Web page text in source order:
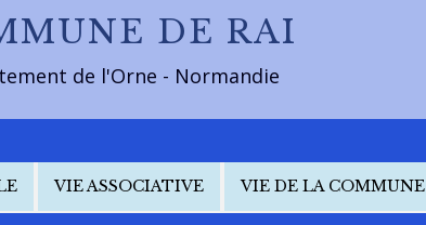
DE RAI
de l'Orne - Normandie
VIE ASSOCIATIVE VIE DE LA COMMUNE